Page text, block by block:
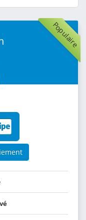
Populaire